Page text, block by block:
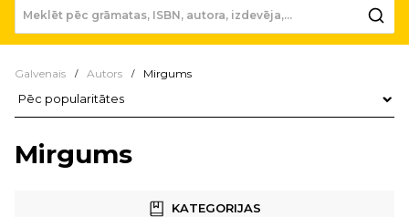
Galvenais Autors Mirgums
Mirgums
KATEGORIJAS